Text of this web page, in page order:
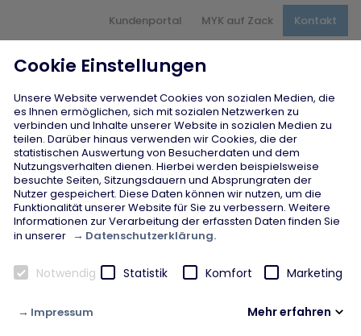
Cookie Einstellungen
Unsere Website verwendet Cookies von sozialen Medien, die
es Ihnen ermöglichen, sich mit sozialen Netzwerken zu
verbinden und Inhalte unserer Website in sozialen Medien zu
teilen. Darüber hinaus verwenden wir Cookies, die der
statistischen Auswertung von Besucherdaten und dem
Nutzungsverhalten dienen. Hierbei werden beispielsweise
besuchte Seiten, Sitzungsdauern und Absprungraten der
Nutzer gespeichert. Diese Daten können wir nutzen, um die
Funktionalität unserer Website für Sie zu verbessern. Weitere
Informationen zur Verarbeitung der erfassten Daten finden Sie
in unserer
Datenschutzerklärung.
Notwendig Statistik Komfort Marketing
Impressum
Mehr erfahren
Kundenportal MYK auf Zack Kontakt